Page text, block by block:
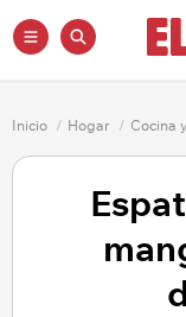
Inicio / Hogar / Cocina